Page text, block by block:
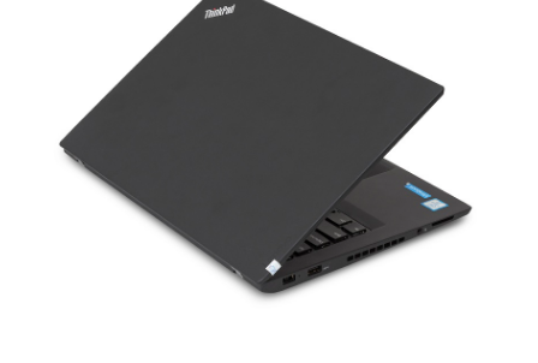
Bàn phím và Touchpad giữ nguyên
Kế thừa sự hoàn hảo về phần cứng từ những thế hệ trước.
Lenovo không có lý do gì thay đổi kết cấu bàn phím cũng như
Lenovo Thinkpad T460s. Với bàn phím
này có thể khẳng định là tốt nhất trên thế giới hiện nay ở máy
tính xách tay. Bố trí kết cấu hợp lý, độ đàn hồi tốt. Chất lượng